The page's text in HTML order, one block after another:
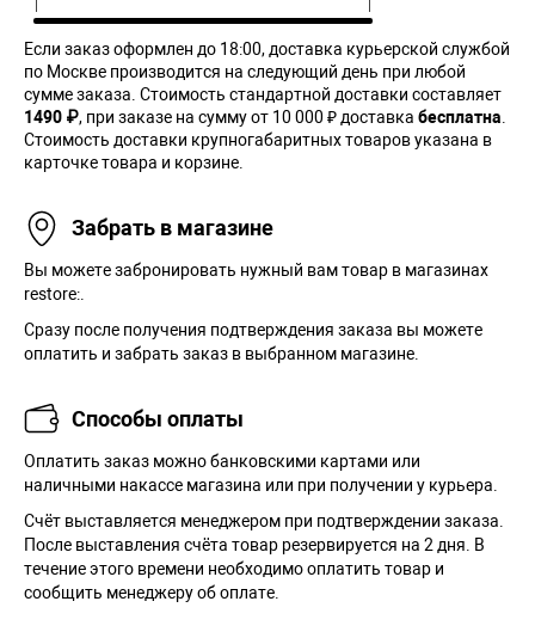
Если заказ оформлен до 18:00, доставка курьерской службой
по Москве производится на следующий день при любой
сумме заказа. Cтоимость стандартной доставки составляет
1490 ₽, при заказе на сумму от 10 000 ₽ доставка бесплатна
Стоимость доставки крупногабаритных товаров указана в
карточке товара и корзине.
Забрать в магазине
Вы можете забронировать нужный вам товар в магазинах
restore:.
Сразу после получения подтверждения заказа вы можете
оплатить и забрать заказ в выбранном магазине.
Способы оплаты
Оплатить заказ можно банковскими картами или
наличными накассе магазина или при получении у курьера.
Cчёт выставляется менеджером при подтверждении заказа.
После выставления счёта товар резервируется на 2 дня. В
течение этого времени необходимо оплатить товар и
сообщить менеджеру об оплате.